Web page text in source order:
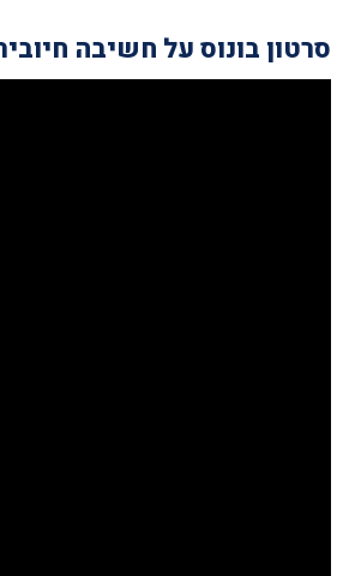
סרטון בונוס על חשיבה